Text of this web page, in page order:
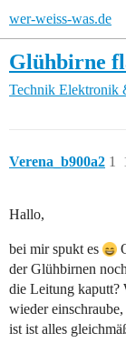
wer-weiss-was.de
Glühbirne
Technik Elektronik
Verena_b900a2 1
Hallo,
bei mir spukt es
der Glühbirnen
die Leitung kaputt?
wieder
ist ist alles